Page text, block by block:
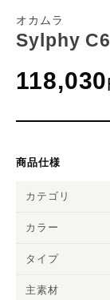
オカムラ
Sylphy
118,030
商品仕様
カテゴリ
カラー
タイプ
主素材